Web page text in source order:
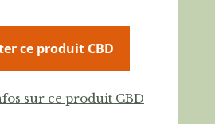
ce produit CBD
sur ce produit CBD